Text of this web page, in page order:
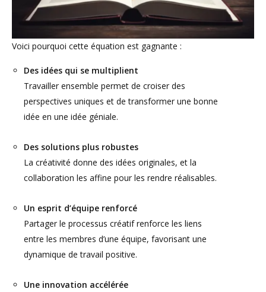
Voici pourquoi cette équation est gagnante :
Des idées qui se multiplient
Travailler ensemble permet de croiser des
perspectives uniques et de transformer une bonne
idée en une idée géniale.
Des solutions plus robustes
La créativité donne des idées originales, et la
collaboration les affine pour les rendre réalisables.
Un esprit d’équipe renforcé
Partager le processus créatif renforce les liens
entre les membres d’une équipe, favorisant une
dynamique de travail positive.
Une innovation accélérée